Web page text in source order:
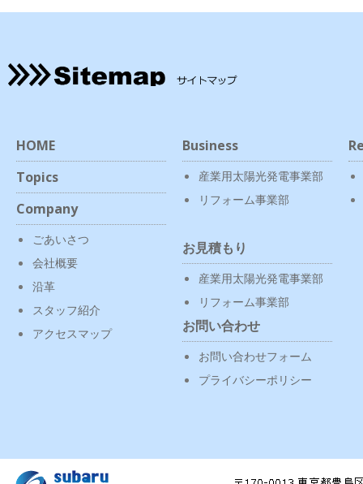
HOME
Topics
Company
ごあいさつ
会社概要
沿革
スタッフ紹介
アクセスマップ
Business
産業用太陽光発電事業部
リフォーム事業部
お見積もり
産業用太陽光発電事業部
リフォーム事業部
お問い合わせ
お問い合わせフォーム
プライバシーポリシー